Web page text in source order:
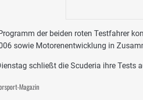
der beiden roten Testfahrer
sowie Motorenentwicklung in
schließt die Scuderia ihre Tests
Magazin